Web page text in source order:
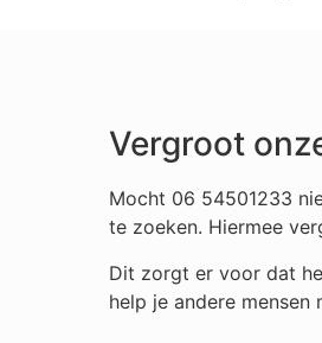
Vergroot
Mocht 06 54501233
te zoeken. Hiermee
Dit zorgt er voor dat
help je andere